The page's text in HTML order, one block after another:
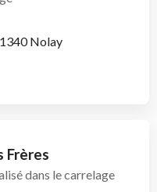
Nolay
Frères
dans le carrelage